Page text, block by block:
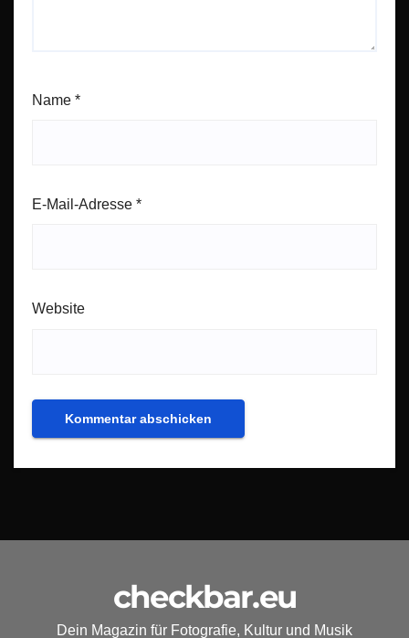
Name *
E-Mail-Adresse *
Website
checkbar.eu
Dein Magazin für Fotografie, Kultur und Musik